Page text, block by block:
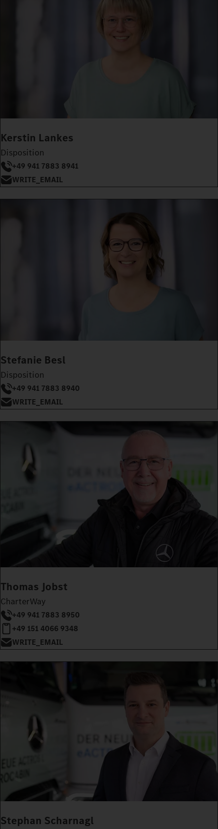
Kerstin Lankes
Disposition
+49 941 7883 8941
WRITE_EMAIL
Stefanie Besl
Disposition
+49 941 7883 8940
WRITE_EMAIL
Thomas Jobst
CharterWay
+49 941 7883 8950
+49 151 4066 9348
WRITE_EMAIL
Stephan Scharnagl